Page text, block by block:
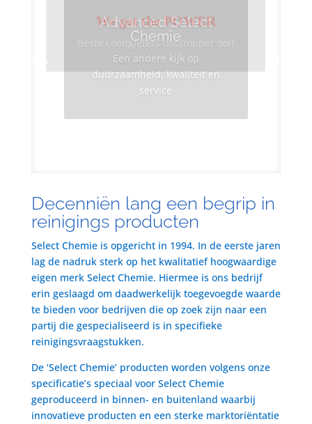
Advanced Select
Chemie
Een andere kijk op
duurzaamheid, kwaliteit en
service
We got the POWER
Beste Loodgieters ontstopper ooit
Decenniën lang een begrip in
reinigings producten
Select Chemie is opgericht in 1994. In de eerste jaren
lag de nadruk sterk op het kwalitatief hoogwaardige
eigen merk Select Chemie. Hiermee is ons bedrijf
erin geslaagd om daadwerkelijk toegevoegde waarde
te bieden voor bedrijven die op zoek zijn naar een
partij die gespecialiseerd is in specifieke
reinigingsvraagstukken.
De ‘Select Chemie’ producten worden volgens onze
specificatie’s speciaal voor Select Chemie
geproduceerd in binnen- en buitenland waarbij
innovatieve producten en een sterke marktoriëntatie